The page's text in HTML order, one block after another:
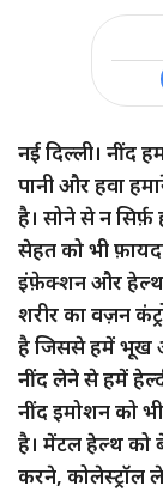
नई दिल्ली। नींद
पानी और हवा
है। सोने से न सिर्फ़
सेहत को भी
इंफ़ेक्शन और हेल्थ
शरीर का वज़न
है जिससे हमें भूख
नींद लेने से हमें
नींद इमोशन को
है। मेंटल हेल्थ को
करने,